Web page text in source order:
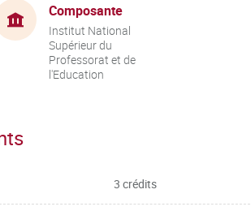
Composante
Institut National
Supérieur du
Professorat et de
l'Education
3 crédits